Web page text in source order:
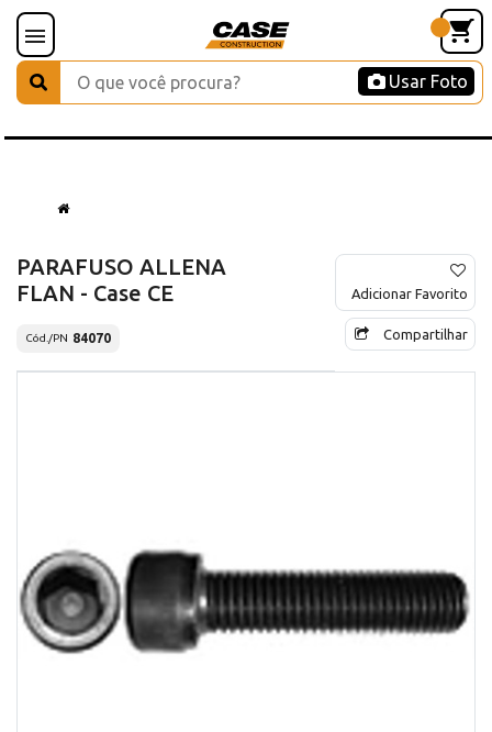
Usar Foto
PARAFUSO ALLENA
FLAN - Case CE
Cód./PN 84070
Adicionar Favorito
Compartilhar